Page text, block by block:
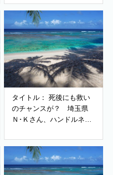
タイトル： 死後にも救い
のチャンスが？ 埼玉県
Ｎ･Ｋさん、ハンドルネー